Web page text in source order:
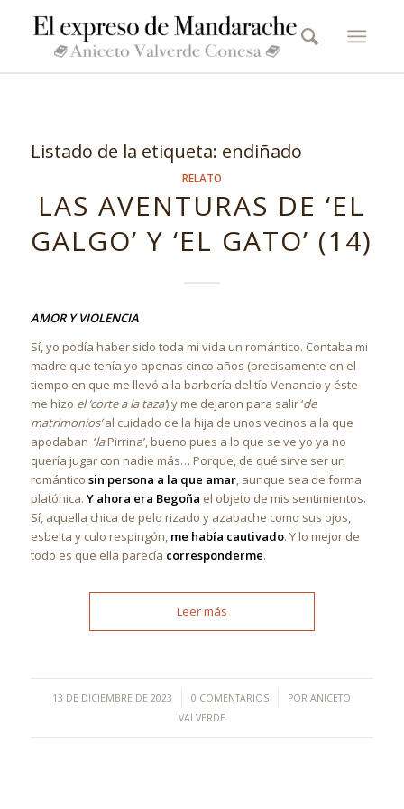
Listado de la etiqueta: endiñado
RELATO
LAS AVENTURAS DE ‘EL
GALGO’ Y ‘EL GATO’ (14)
AMOR Y VIOLENCIA
Sí, yo podía haber sido toda mi vida un romántico. Contaba mi
madre que tenía yo apenas cinco años (precisamente en el
tiempo en que me llevó a la barbería del tío Venancio y éste
me hizo el ‘corte a la taza’) y me dejaron para salir ‘de
matrimonios’al cuidado de la hija de unos vecinos a la que
apodaban ‘laPirrina’, bueno pues a lo que se ve yo ya no
quería jugar con nadie más… Porque, de qué sirve ser un
romántico sin persona a la que amar, aunque sea de forma
platónica. Y ahora era Begoña el objeto de mis sentimientos.
Sí, aquella chica de pelo rizado y azabache como sus ojos,
esbelta y culo respingón, me había cautivado. Y lo mejor de
todo es que ella parecía corresponderme.
Leer más
13 DE DICIEMBRE DE 2023
/ 0 COMENTARIOS
/ PORANICETO
VALVERDE